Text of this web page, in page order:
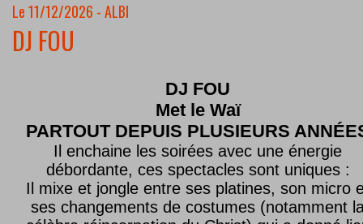
Le 11/12/2026 - ALBI
DJ FOU
DJ FOU
Met le Waï
PARTOUT DEPUIS PLUSIEURS
Il enchaine les soirées avec une énergie
débordante, ces spectacles sont uniques :
Il mixe et jongle entre ses platines, son micro
ses changements de costumes (notamment